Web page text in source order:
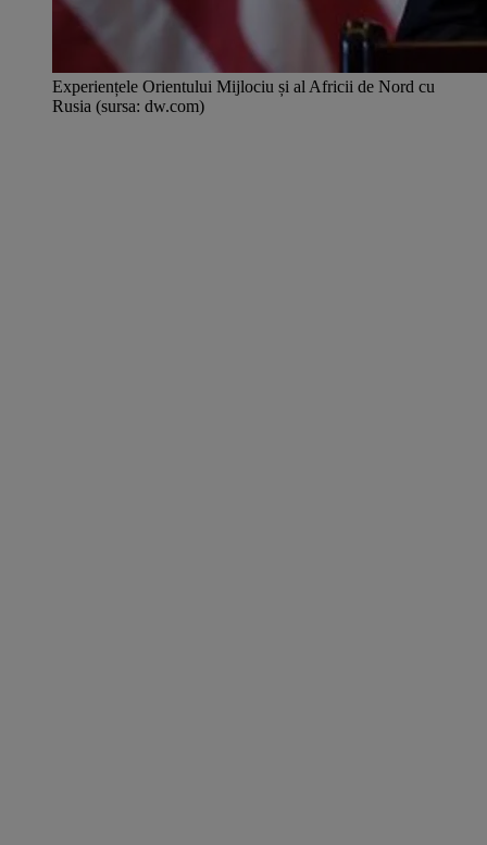
Experiențele Orientului Mijlociu și al Africii de Nord cu
Rusia (sursa: dw.com)